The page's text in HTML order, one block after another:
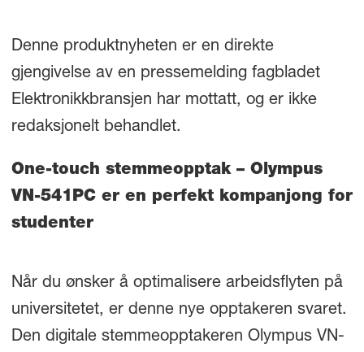
Denne produktnyheten er en direkte
gjengivelse av en pressemelding fagbladet
Elektronikkbransjen har mottatt, og er ikke
redaksjonelt behandlet.
One-touch stemmeopptak – Olympus
VN-541PC er en perfekt kompanjong for
studenter
Når du ønsker å optimalisere arbeidsflyten på
universitetet, er denne nye opptakeren svaret.
Den digitale stemmeopptakeren Olympus VN-